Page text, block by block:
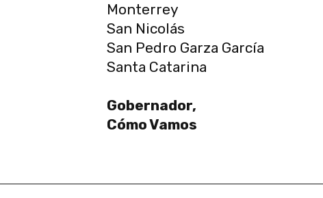
Monterrey
San Nicolás
San Pedro Garza García
Santa Catarina
Gobernador,
Cómo Vamos